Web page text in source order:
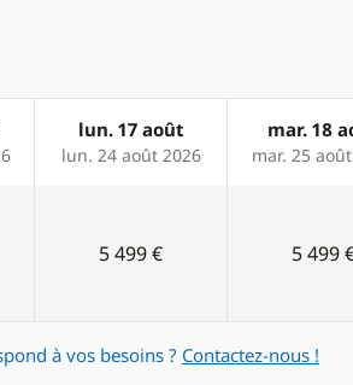
lun. 17 août
lun. 24 août 2026
mar. 18
mar. 25
5 499 € 5 499
à vos besoins ? Contactez-nous !